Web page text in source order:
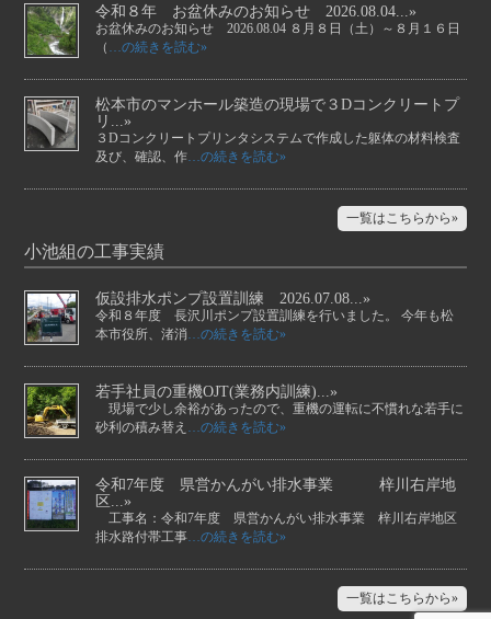
令和８年 お盆休みのお知らせ 2026.08.04...»
お盆休みのお知らせ 2026.08.04 ８月８日（土）～８月１６日
（ …の続きを読む»
松本市のマンホール築造の現場で３Dコンクリートプ
リ...»
３Dコンクリートプリンタシステムで作成した躯体の材料検査
及び、確認、作…の続きを読む»
一覧はこちらから»
小池組の工事実績
仮設排水ポンプ設置訓練 2026.07.08...»
令和８年度 長沢川ポンプ設置訓練を行いました。 今年も松
本市役所、渚消…の続きを読む»
若手社員の重機OJT(業務内訓練)...»
現場で少し余裕があったので、重機の運転に不慣れな若手に
砂利の積み替え …の続きを読む»
令和7年度 県営かんがい排水事業 梓川右岸地
区...»
工事名：令和7年度 県営かんがい排水事業 梓川右岸地区
排水路付帯工事…の続きを読む»
一覧はこちらから»